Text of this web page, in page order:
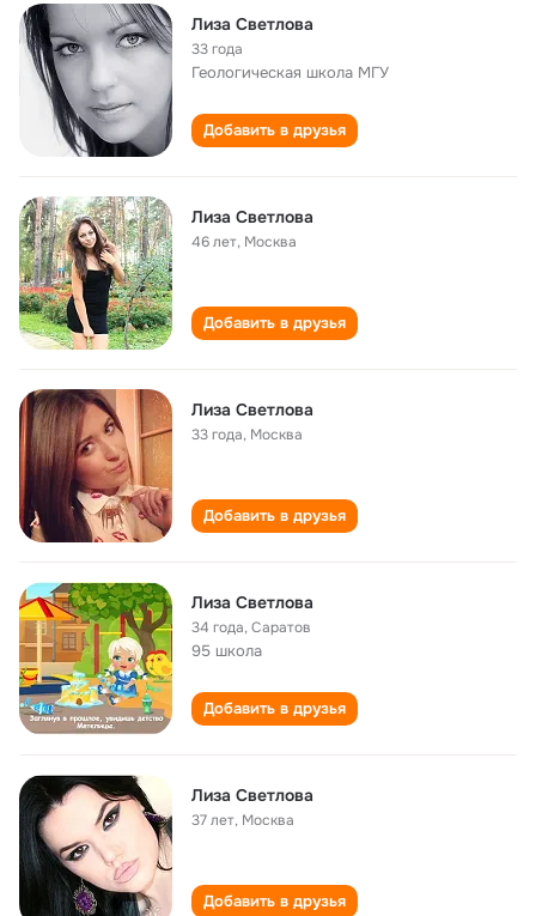
Лиза Светлова
33 года
Геологическая школа МГУ
Добавить в друзья
Лиза Светлова
46 лет, Москва
Добавить в друзья
Лиза Светлова
33 года, Москва
Добавить в друзья
Лиза Светлова
34 года,Саратов
95 школа
Добавить в друзья
Лиза Светлова
37 лет, Москва
Добавить в друзья